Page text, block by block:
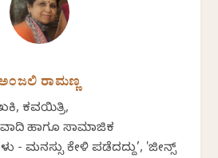
ರಾಮಣ್ಣ
ಕವಯಿತ್ರಿ,
ಹಾಗೂ ಸಾಮಾಜಿಕ
- ಮನಸ್ಸು ಕೇಳಿ ಪಡೆದದ್ದು’, 'ಜೀನ್ಸ್